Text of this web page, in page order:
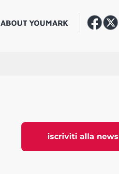
ABOUT YOUMARK
iscriviti alla